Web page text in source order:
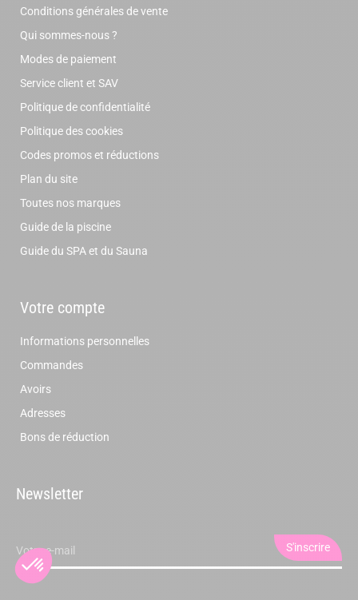
Conditions générales de vente
Qui sommes-nous ?
Modes de paiement
Service client et SAV
Politique de confidentialité
Politique des cookies
Codes promos et réductions
Plan du site
Toutes nos marques
Guide de la piscine
Guide du SPA et du Sauna
Votre compte
Informations personnelles
Commandes
Avoirs
Adresses
Bons de réduction
Newsletter